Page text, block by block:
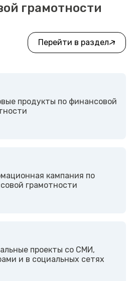
грамотности
Перейти в раздел
продукты по финансовой
кампания по
грамотности
проекты со СМИ,
и в социальных сетях